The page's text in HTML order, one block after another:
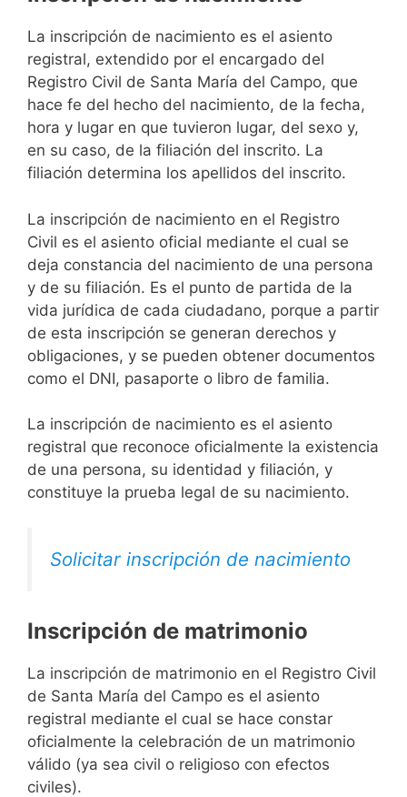
La inscripción de nacimiento es el asiento
registral, extendido por el encargado del
Registro Civil de Santa María del Campo, que
hace fe del hecho del nacimiento, de la fecha,
hora y lugar en que tuvieron lugar, del sexo y,
en su caso, de la filiación del inscrito. La
filiación determina los apellidos del inscrito.
La inscripción de nacimiento en el Registro
Civil es el asiento oficial mediante el cual se
deja constancia del nacimiento de una persona
y de su filiación. Es el punto de partida de la
vida jurídica de cada ciudadano, porque a partir
de esta inscripción se generan derechos y
obligaciones, y se pueden obtener documentos
como el DNI, pasaporte o libro de familia.
La inscripción de nacimiento es el asiento
registral que reconoce oficialmente la existencia
de una persona, su identidad y filiación, y
constituye la prueba legal de su nacimiento.
Solicitar inscripción de nacimiento
Inscripción de matrimonio
La inscripción de matrimonio en el Registro Civil
de Santa María del Campo es el asiento
registral mediante el cual se hace constar
oficialmente la celebración de un matrimonio
válido (ya sea civil o religioso con efectos
civiles).